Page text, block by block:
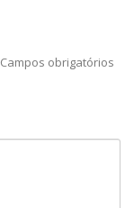
Campos obrigatórios